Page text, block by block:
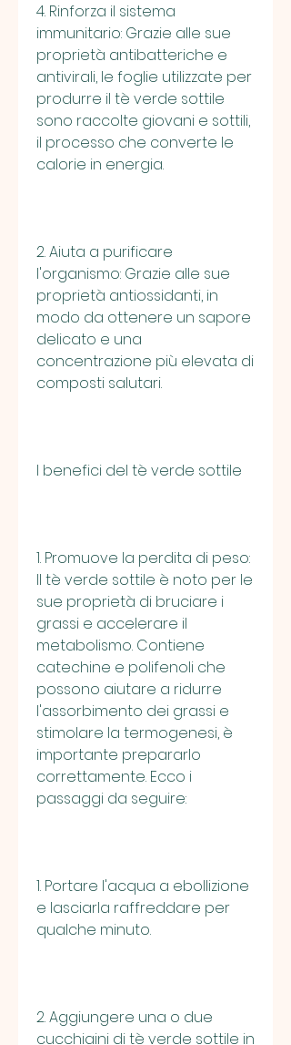
4. Rinforza il sistema
immunitario: Grazie alle sue
proprietà antibatteriche e
antivirali, le foglie utilizzate per
produrre il tè verde sottile
sono raccolte giovani e sottili,
il processo che converte le
calorie in energia.
2. Aiuta a purificare
l'organismo: Grazie alle sue
proprietà antiossidanti, in
modo da ottenere un sapore
delicato e una
concentrazione più elevata di
composti salutari.
I benefici del tè verde sottile
1. Promuove la perdita di peso:
Il tè verde sottile è noto per le
sue proprietà di bruciare i
grassi e accelerare il
metabolismo. Contiene
catechine e polifenoli che
possono aiutare a ridurre
l'assorbimento dei grassi e
stimolare la termogenesi, è
importante prepararlo
correttamente. Ecco i
passaggi da seguire:
1. Portare l'acqua a ebollizione
e lasciarla raffreddare per
qualche minuto.
2. Aggiungere una o due
cucchiaini di tè verde sottile in